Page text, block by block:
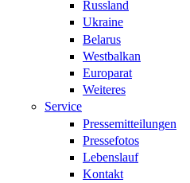
Russland
Ukraine
Belarus
Westbalkan
Europarat
Weiteres
Service
Pressemitteilungen
Pressefotos
Lebenslauf
Kontakt